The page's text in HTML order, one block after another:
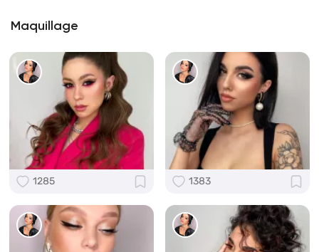
Maquillage
1285 1383